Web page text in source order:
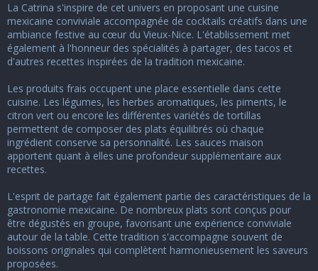
La Catrina s'inspire de cet univers en proposant une cuisine
mexicaine conviviale accompagnée de cocktails créatifs dans une
ambiance festive au cœur du Vieux-Nice. L'établissement met
également à l'honneur des spécialités à partager, des tacos et
d'autres recettes inspirées de la tradition mexicaine.
Les produits frais occupent une place essentielle dans cette
cuisine. Les légumes, les herbes aromatiques, les piments, le
citron vert ou encore les différentes variétés de tortillas
permettent de composer des plats équilibrés où chaque
ingrédient conserve sa personnalité. Les sauces maison
apportent quant à elles une profondeur supplémentaire aux
recettes.
L'esprit de partage fait également partie des caractéristiques de la
gastronomie mexicaine. De nombreux plats sont conçus pour
être dégustés en groupe, favorisant une expérience conviviale
autour de la table. Cette tradition s'accompagne souvent de
boissons originales qui complètent harmonieusement les saveurs
proposées.